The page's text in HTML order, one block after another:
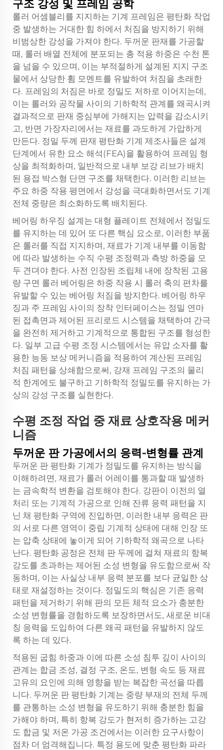
구조 강성 및 프레임 공학
롤러 어셈블리를 지지하는 기계 프레임은 평탄화 작업
중 발생하는 거대한 힘 하에서 처짐을 방지하기 위해
비범상한 강성을 가져야 한다. 두꺼운 판재를 가공할
때, 롤러 배열 전체에 분포되는 총 적용 하중은 수천 톤
을 넘을 수 있으며, 이는 부적절하게 설계된 지지 구조
물에서 상당한 휨 모멘트를 유발하여 처짐을 초래한
다. 프레임의 처짐은 바로 정밀도 저하로 이어지는데,
이는 롤러와 공작물 사이의 기하학적 관계를 왜곡시켜
결과적으로 판재 중심부에 가해지는 압력을 감소시키
고, 반면 가장자리에서는 재료를 과도하게 가압하게
만든다. 정밀 두께 판재 평탄화 기계 제조사들은 설계
단계에서 유한 요소 해석(FEA)을 활용하여 프레임 형
상을 최적화하며, 일반적으로 내부 보강 리브가 배치
된 용접 박스형 단면 구조를 채택한다. 이러한 리브는
주요 하중 작용 평면에서 강성을 극대화하면서도 기계
전체 중량은 최소화하도록 배치된다.
베어링 하우징 설계는 대형 플레이트 전체에서 정밀도
를 유지하는 데 있어 또 다른 핵심 요소로, 이러한 부품
은 롤러를 직접 지지하며, 재료가 기계 내부를 이동함
에 따라 발생하는 수직 수평 조정력과 측방 하중을 모
두 견뎌야 한다. 사전 인장된 조립체 내에 장착된 고용
량 구면 롤러 베어링은 하중 작용 시 롤러 축의 편차를
유발할 수 있는 베어링 처짐을 방지한다. 베어링 하우
징과 주 프레임 사이의 장착 인터페이스는 정밀 연마
된 접촉면과 제어된 프리로드 시스템을 채택하여 간극
을 완전히 제거하고 기계적으로 통합된 구조를 형성한
다. 일부 고급 수평 조정 시스템에서는 유압 소자를 활
용한 능동 보상 메커니즘을 적용하여 계산된 프레임
처짐 패턴을 상쇄함으로써, 강재 프레임 구조의 물리
적 한계에도 불구하고 기하학적 정밀도를 유지하는 가
상의 강성 구조를 실현한다.
수평 조정 작업 중 재료 상호작용 메커
니즘
두꺼운 판 가공에서의 응력-변형률 관계
두꺼운 판 평탄화 기계가 정밀도를 유지하는 방식을
이해하려면, 재료가 롤러 어레이를 통과할 때 발생하
는 금속학적 변환을 검토해야 한다. 강판이 이전의 열
처리 또는 기계적 가공으로 인해 잔류 응력 패턴을 지
닌 채 평탄화 구역에 진입하면, 이러한 내부 응력은 판
의 서로 다른 영역이 중립 기계적 상태에 대해 인장 또
는 압축 상태에 놓이게 되어 기하학적 왜곡으로 나타
난다. 평탄화 공정은 전체 판 두께에 걸쳐 재료의 항복
강도를 초과하는 제어된 소성 변형을 유도함으로써 작
동하며, 이는 사실상 내부 응력 분포를 보다 균일한 상
태로 재설정하는 것이다. 정밀도의 핵심은 기존 응력
패턴을 제거하기 위해 판의 모든 체적 요소가 충분한
소성 변형률을 경험하도록 보장하면서도, 새로운 비대
칭 응력을 도입하여 다른 왜곡 패턴을 유발하지 않도
록 하는 데 있다.
적용된 굽힘 하중과 이에 따른 소성 침투 깊이 사이의
관계는 합금 조성, 결정 구조, 온도, 변형 속도 등 재료
고유의 요인에 의해 영향을 받는 복잡한 곡선을 따릅
니다. 두꺼운 판 평탄화 기계는 중량 부재의 전체 두께
를 관통하는 소성 변형을 유도하기 위해 충분한 힘을
가해야 하며, 특히 항복 강도가 현저히 증가하는 고강
도 합금 및 저온 가공 조건에서는 이러한 요구사항이
점차 더 엄격해집니다. 특정 용도에 맞춘 평탄화 파라